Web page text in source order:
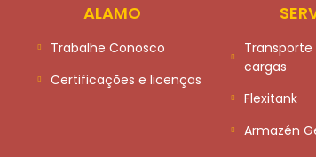
ALAMO
Trabalhe Conosco
Certificações e licenças
Transporte
cargas
Flexitank
Armazén